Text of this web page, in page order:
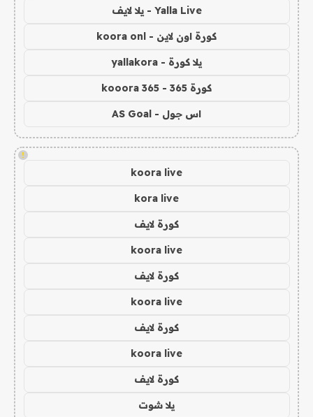
Yalla Live - يلا لايف
كورة اون لاين - koora onl
يلا كورة - yallakora
كورة 365 - kooora 365
اس جول - AS Goal
!
koora live
kora live
كورة لايف
koora live
كورة لايف
koora live
كورة لايف
koora live
كورة لايف
يلا شوت